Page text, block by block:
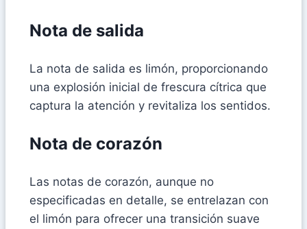
Nota de salida
La nota de salida es limón, proporcionando
una explosión inicial de frescura cítrica que
captura la atención y revitaliza los sentidos.
Nota de corazón
Las notas de corazón, aunque no
especificadas en detalle, se entrelazan con
el limón para ofrecer una transición suave